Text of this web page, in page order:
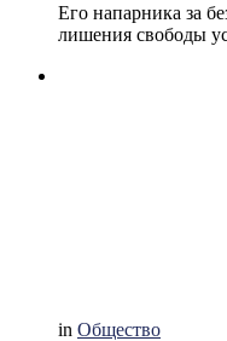
Его напарника за
лишения свободы
in Общество